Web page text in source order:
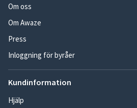
Om oss
Om Awaze
Press
Inloggning för byråer
Kundinformation
Hjälp